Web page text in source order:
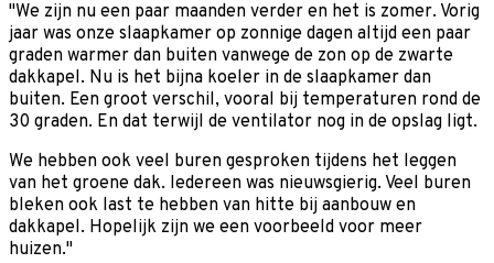
"We zijn nu een paar maanden verder en het is zomer. Vorig
jaar was onze slaapkamer op zonnige dagen altijd een paar
graden warmer dan buiten vanwege de zon op de zwarte
dakkapel. Nu is het bijna koeler in de slaapkamer dan
buiten. Een groot verschil, vooral bij temperaturen rond de
30 graden. En dat terwijl de ventilator nog in de opslag ligt.
We hebben ook veel buren gesproken tijdens het leggen
van het groene dak. Iedereen was nieuwsgierig. Veel buren
bleken ook last te hebben van hitte bij aanbouw en
dakkapel. Hopelijk zijn we een voorbeeld voor meer
huizen."